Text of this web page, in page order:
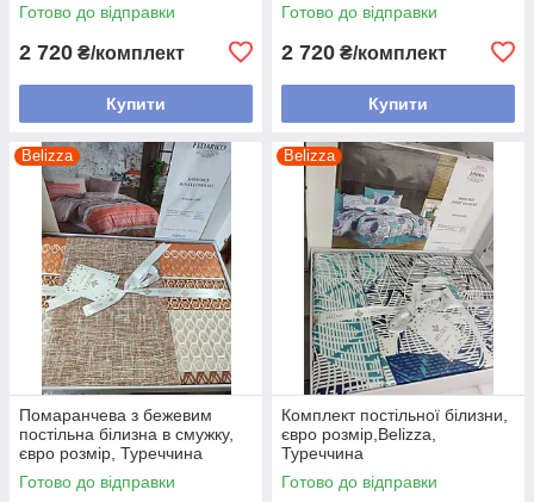
Готово до відправки
2 720 ₴/комплект
Купити
Готово до відправки
2 720 ₴/комплект
Купити
Belizza
Помаранчева з бежевим
постільна білизна в смужку,
євро розмір, Туреччина
Готово до відправки
Belizza
Комплект постільної білизни,
євро розмір,Belizza,
Туреччина
Готово до відправки